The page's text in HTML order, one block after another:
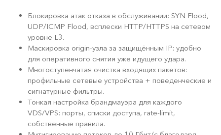
Блокировка атак отказа в обслуживании: SYN Flood,
UDP/ICMP Flood, всплески HTTP/HTTPS на сетевом
уровне L3.
Маскировка origin-узла за защищённым IP: удобно
для оперативного снятия уже идущего удара.
Многоступенчатая очистка входящих пакетов:
профильные сетевые устройства + поведенческие и
сигнатурные фильтры.
Тонкая настройка брандмауэра для каждого
VDS/VPS: порты, списки доступа, rate-limit,
собственные правила.